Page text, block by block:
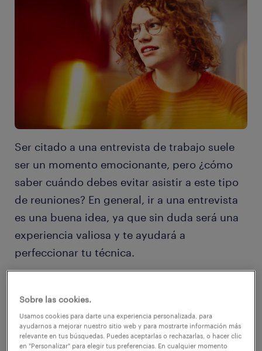
Ser citado a una entrevista de trabajo suele
ser un momento emocionante, pero ¿cómo
saber cuándo debes evitar asistir a este tipo
de reuniones? En general, ir a una entrevista
es una buena idea, ya que sin duda será una
experiencia valiosa y te ayudará a
perfeccionar tu técnica.
Sin embargo, hay ocasiones en las que sabes
de antemano que no aceptarás la oferta, por
Sobre las cookies.
Usamos cookies para darte una experiencia personalizada, para
ayudarnos a mejorar nuestro sitio web y para mostrarte información más
relevante en tus búsquedas. Puedes aceptarlas o rechazarlas, o hacer clic
en "Personalizar" para elegir tus preferencias. En cualquier momento